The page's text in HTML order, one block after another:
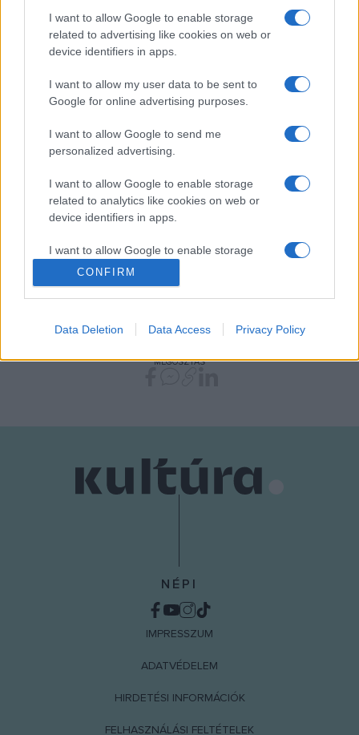
I want to allow Google to enable storage
related to advertising like cookies on web or
device identifiers in apps.
I want to allow my user data to be sent to
Google for online advertising purposes.
I want to allow Google to send me
personalized advertising.
I want to allow Google to enable storage
related to analytics like cookies on web or
device identifiers in apps.
I want to allow Google to enable storage
related to functionality of the website or app.
I want to allow Google to enable storage
related to security, including authentication
CONFIRM
Data Deletion Data Access Privacy Policy
szereplők:
Felicity Huffman (Stanley 'Bree' Osbourne)
Graham Greene (Calvin Manygoats)
Burt Young (Murray Osbourne)
Carrie Preston (Sydney)
MEGOSZTÁS
NÉPI
IMPRESSZUM
ADATVÉDELEM
HIRDETÉSI INFORMÁCIÓK
FELHASZNÁLÁSI FELTÉTELEK